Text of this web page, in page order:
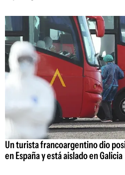
Un turista francoargentino dio
en España y está aislado en Galicia